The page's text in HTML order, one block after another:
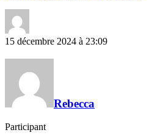
15 décembre 2024 à 23:09
Rebecca
Participant